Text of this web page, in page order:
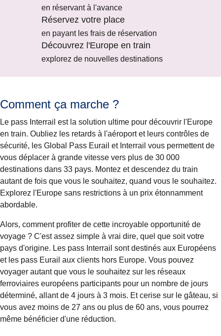
en réservant à l'avance
Réservez votre place
en payant les frais de réservation
Découvrez l'Europe en train
explorez de nouvelles destinations
Comment ça marche ?
Le pass Interrail est la solution ultime pour découvrir l'Europe
en train. Oubliez les retards à l'aéroport et leurs contrôles de
sécurité, les Global Pass Eurail et Interrail vous permettent de
vous déplacer à grande vitesse vers plus de 30 000
destinations dans 33 pays. Montez et descendez du train
autant de fois que vous le souhaitez, quand vous le souhaitez.
Explorez l'Europe sans restrictions à un prix étonnamment
abordable.
Alors, comment profiter de cette incroyable opportunité de
voyage ? C'est assez simple à vrai dire, quel que soit votre
pays d'origine. Les pass Interrail sont destinés aux Européens
et les pass Eurail aux clients hors Europe. Vous pouvez
voyager autant que vous le souhaitez sur les réseaux
ferroviaires européens participants pour un nombre de jours
déterminé, allant de 4 jours à 3 mois. Et cerise sur le gâteau, si
vous avez moins de 27 ans ou plus de 60 ans, vous pourrez
même bénéficier d'une réduction.